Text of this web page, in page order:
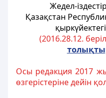
Жедел-
Қазақстан
(2016.28.12.
толық
Осы редакция 2017
өзгерістеріне дейін